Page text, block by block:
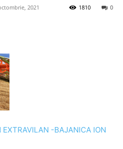
2021 0
1810
EXTRAVILAN -BAJANICA ION